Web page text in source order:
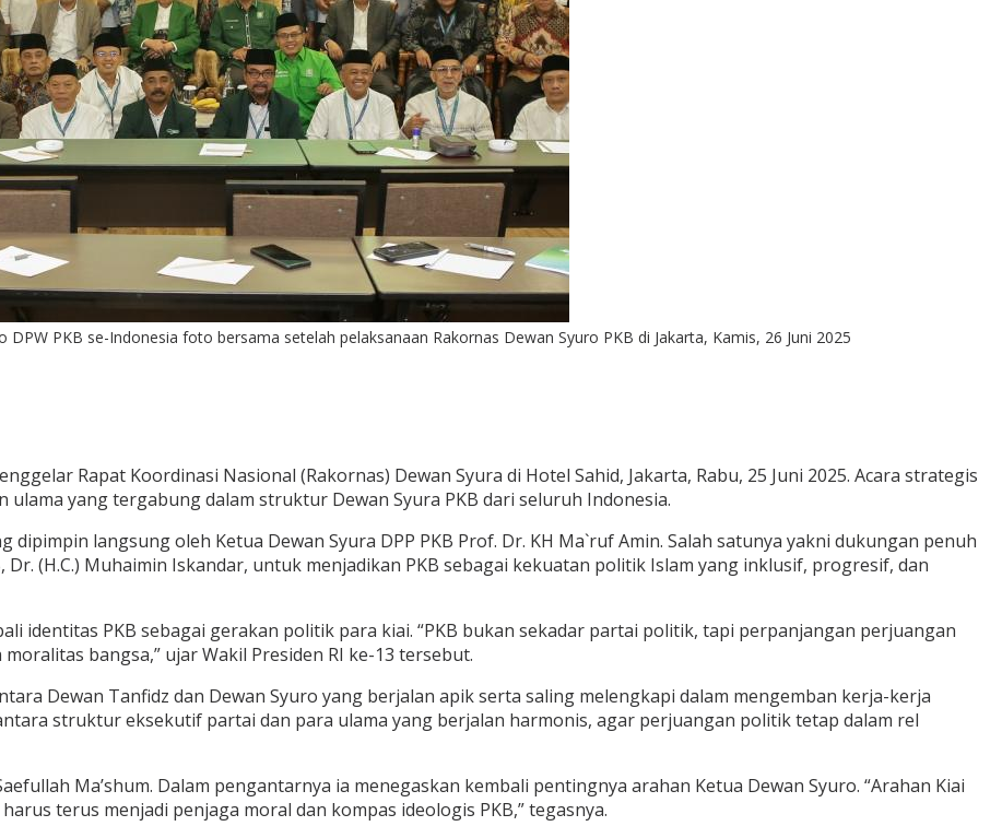
DPW PKB se-Indonesia foto bersama setelah pelaksanaan Rakornas Dewan Syuro PKB di Jakarta, Kamis, 26 Juni 2025
Rapat Koordinasi Nasional (Rakornas) Dewan Syura di Hotel Sahid, Jakarta, Rabu, 25 Juni 2025. Acara strategis
yang tergabung dalam struktur Dewan Syura PKB dari seluruh Indonesia.
langsung oleh Ketua Dewan Syura DPP PKB Prof. Dr. KH Ma`ruf Amin. Salah satunya yakni dukungan penuh
Dr. (H.C.) Muhaimin Iskandar, untuk menjadikan PKB sebagai kekuatan politik Islam yang inklusif, progresif, dan
identitas PKB sebagai gerakan politik para kiai. “PKB bukan sekadar partai politik, tapi perpanjangan perjuangan
bangsa,” ujar Wakil Presiden RI ke-13 tersebut.
Dewan Tanfidz dan Dewan Syuro yang berjalan apik serta saling melengkapi dalam mengemban kerja-kerja
struktur eksekutif partai dan para ulama yang berjalan harmonis, agar perjuangan politik tetap dalam rel
Ma’shum. Dalam pengantarnya ia menegaskan kembali pentingnya arahan Ketua Dewan Syuro. “Arahan Kiai
terus menjadi penjaga moral dan kompas ideologis PKB,” tegasnya.